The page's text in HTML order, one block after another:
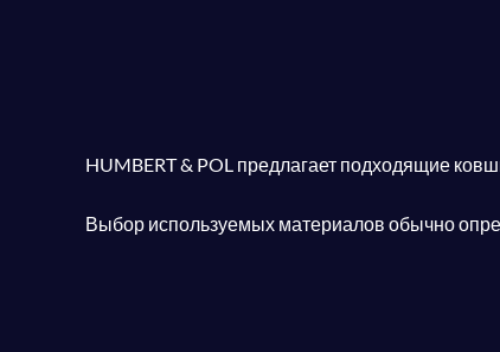
HUMBERT & POL предлагает подходящие
Выбор используемых материалов обычно